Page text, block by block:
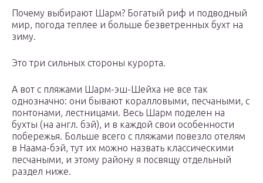
Почему выбирают Шарм? Богатый риф и подводный
мир, погода теплее и больше безветренных бухт на
зиму.
Это три сильных стороны курорта.
А вот с пляжами Шарм-эш-Шейха не все так
однозначно: они бывают коралловыми, песчаными, с
понтонами, лестницами. Весь Шарм поделен на
бухты (на англ. бэй), и в каждой свои особенности
побережья. Больше всего с пляжами повезло отелям
в Наама-бэй, тут их можно назвать классическими
песчаными, и этому району я посвящу отдельный
раздел ниже.